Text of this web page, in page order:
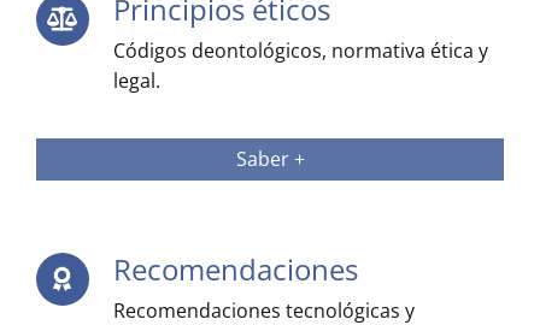
Principios éticos
Códigos deontológicos, normativa ética y
legal.
Saber +
Recomendaciones
Recomendaciones tecnológicas y